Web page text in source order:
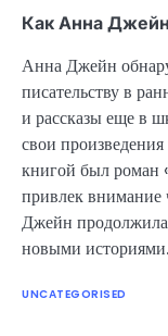
Как Анна Джейн
Анна Джейн
писательству в
и рассказы еще в
свои
книгой был роман
привлек внимание
Джейн продолжила
новыми историями.
UNCATEGORISED